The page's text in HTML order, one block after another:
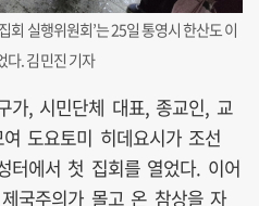
회 실행위원회’는 25일 통영시 한산도 이
다. 김민진 기자
가, 시민단체 대표, 종교인, 교
도요토미 히데요시가 조선
터에서 첫 집회를 열었다. 이어
국주의가 몰고 온 참상을 자